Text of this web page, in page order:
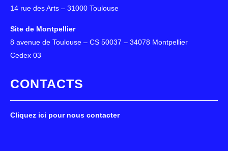
14 rue des Arts – 31000 Toulouse
Site de Montpellier
8 avenue de Toulouse – CS 50037 – 34078 Montpellier
Cedex 03
CONTACTS
Cliquez ici pour nous contacter